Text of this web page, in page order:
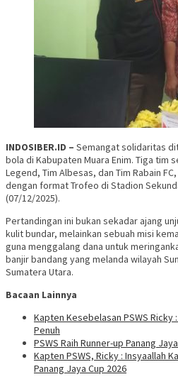
INDOSIBER.ID – Semangat solidaritas
bola di Kabupaten Muara Enim. Tiga tim
Legend, Tim Albesas, dan Tim Rabain
dengan format Trofeo di Stadion
(07/12/2025).
Pertandingan ini bukan sekadar ajang
kulit bundar, melainkan sebuah misi
guna menggalang dana untuk
banjir bandang yang melanda wilayah
Sumatera Utara.
Bacaan Lainnya
Kapten Kesebelasan PSWS Ricky
Penuh
PSWS Raih Runner-up Panang
Kapten PSWS, Ricky : Insyaallah
Panang Jaya Cup 2026